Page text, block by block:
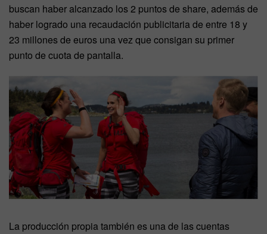
buscan haber alcanzado los 2 puntos de share, además de
haber logrado una recaudación publicitaria de entre 18 y
23 millones de euros una vez que consigan su primer
punto de cuota de pantalla.
La producción propia también es una de las cuentas